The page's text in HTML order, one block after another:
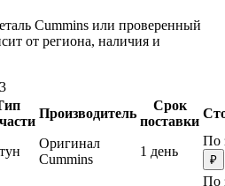
Cummins или проверенный
от региона, наличия и
Производитель
Срок
поставки
Оригинал
Cummins
1 день
По
₽
По